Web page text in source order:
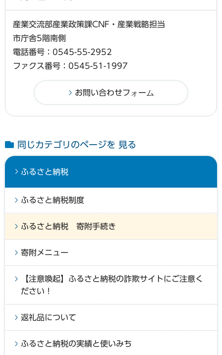
産業交流部産業政策課CNF・産業戦略担当
市庁舎5階南側
電話番号：0545-55-2952
ファクス番号：0545-51-1997
同じカテゴリのページを 見る
ふるさと納税
ふるさと納税制度
ふるさと納税 寄附手続き
寄附メニュー
【注意喚起】ふるさと納税の詐欺サイトにご注意く
ださい！
返礼品について
ふるさと納税の実績と使いみち